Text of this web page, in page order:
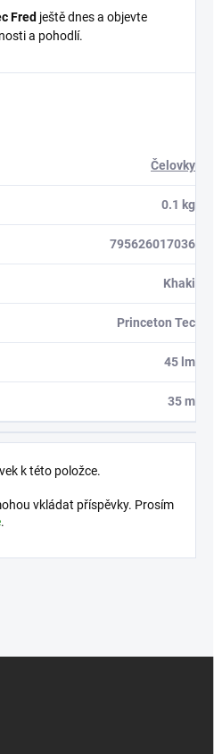
Fred ještě dnes a objevte
a pohodlí.
Čelovky
0.1 kg
795626017036
Khaki
Princeton Tec
45 lm
35 m
k této položce.
vkládat příspěvky. Prosím
.